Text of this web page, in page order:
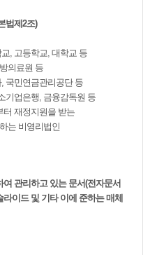
법제2조)
, 고등학교, 대학교 등
의료원 등
국민연금관리공단 등
기업은행, 금융감독원 등
터 재정지원을 받는
는 비영리법인
관리하고 있는 문서(전자문서
라이드 및 기타 이에 준하는 매체